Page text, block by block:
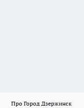
Про Город Дзержинск